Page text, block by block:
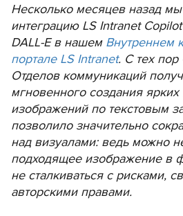
Несколько месяцев назад
интеграцию LS Intranet
DALL-E в нашем Внутреннем
портале LS Intranet. С тех пор
Отделов коммуникаций
мгновенного создания
изображений по текстовым
позволило значительно
над визуалами: ведь можно
подходящее изображение в
не сталкиваться с рисками,
авторскими правами.